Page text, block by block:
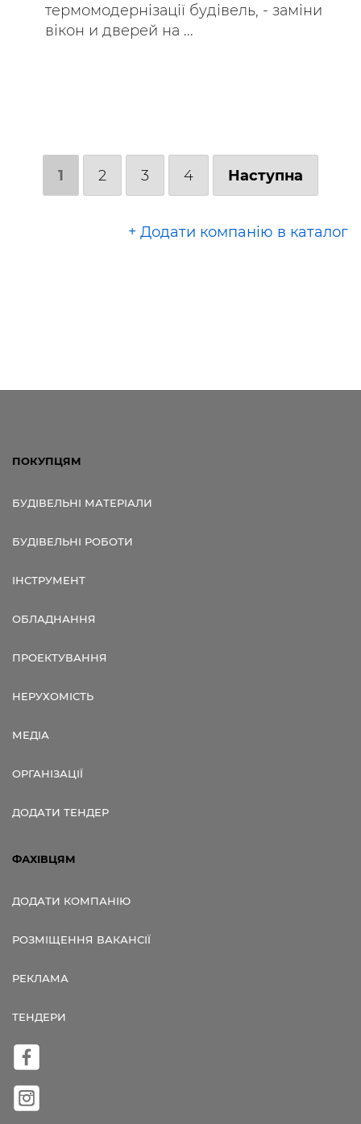
термомодернізації будівель, - заміни
вікон и дверей на ...
1 2 3 4 Наступна
+ Додати компанію в каталог
ПОКУПЦЯМ
БУДІВЕЛЬНІ МАТЕРІАЛИ
БУДІВЕЛЬНІ РОБОТИ
ІНСТРУМЕНТ
ОБЛАДНАННЯ
ПРОЕКТУВАННЯ
НЕРУХОМІСТЬ
МЕДІА
ОРГАНІЗАЦІЇ
ДОДАТИ ТЕНДЕР
ФАХІВЦЯМ
ДОДАТИ КОМПАНІЮ
РОЗМІЩЕННЯ ВАКАНСІЇ
РЕКЛАМА
ТЕНДЕРИ